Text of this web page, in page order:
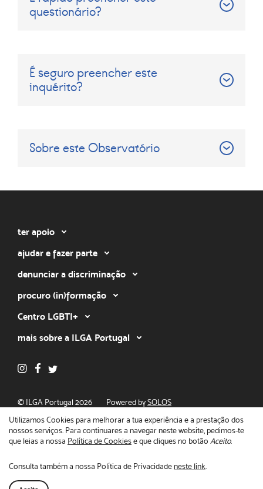
Utilizamos Cookies para melhorar a tua experiência e a prestação dos
nossos serviços. Para continuares a navegar neste website, pedimos-te
que leias a nossa Política de Cookiese que cliques no botão Aceito.
Consulta também a nossa Política de Privacidadeneste link
questionário?
É seguro preencher este
inquérito?
Sobre este Observatório
ter apoio
ajudar e fazer parte
denunciar a discriminação
procuro (in)formação
Centro LGBTI+
mais sobre a ILGA Portugal
© ILGA Portugal 2026 Powered bySOLOS
Política de privacidade